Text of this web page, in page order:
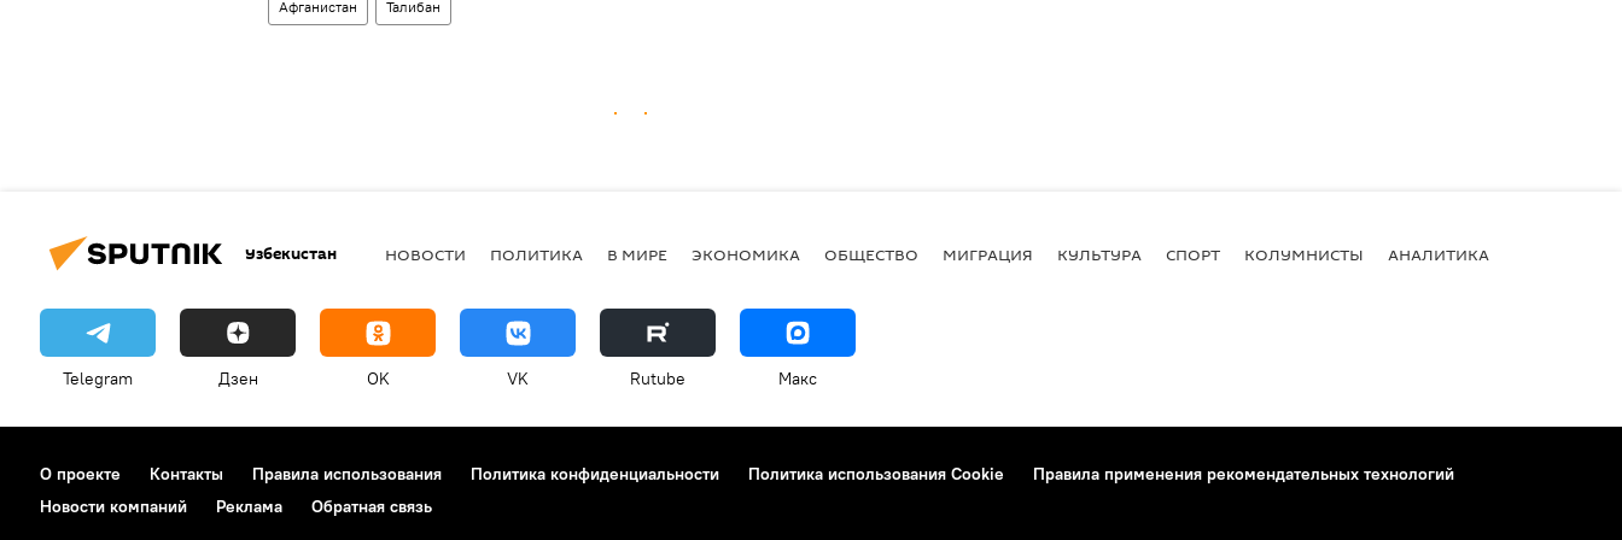
Афганистан Талибан
Узбекистан НОВОСТИ ПОЛИТИКА В МИРЕ ЭКОНОМИКА ОБЩЕСТВО МИГРАЦИЯ КУЛЬТУРА СПОРТ КОЛУМНИСТЫ АНАЛИТИКА
Telegram Дзен OK VK Rutube Макс
О проекте Контакты Правила использования Политика конфиденциальности Политика использования Cookie
Правила применения рекомендательных технологий
Новости компаний
Реклама Обратная связь